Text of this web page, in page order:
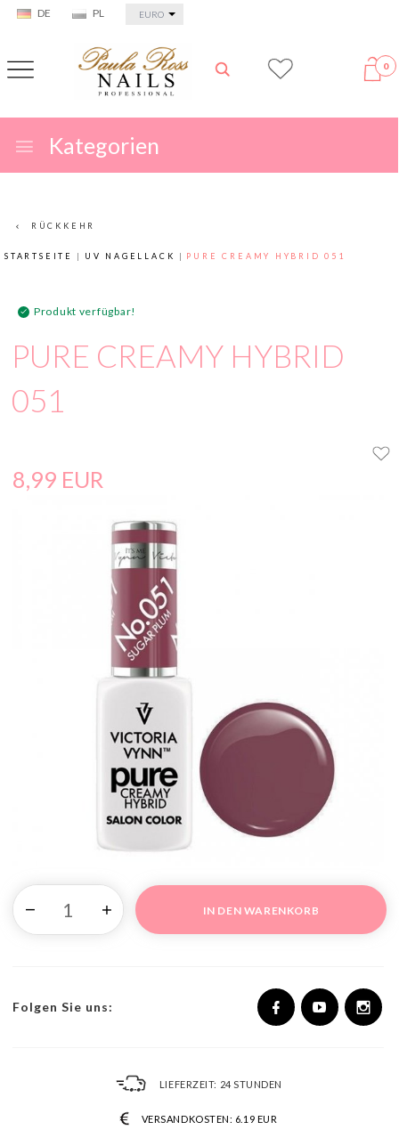
DE PL currency_h
EURO
0
Kategorien
RÜCKKEHR
STARTSEITE UV NAGELLACK PURE CREAMY HYBRID 051
Produkt verfügbar!
PURE CREAMY HYBRID
051
8,99 EUR
IN DEN WARENKORB
Folgen Sie uns:
LIEFERZEIT: 24 STUNDEN
VERSANDKOSTEN: 6.19 EUR